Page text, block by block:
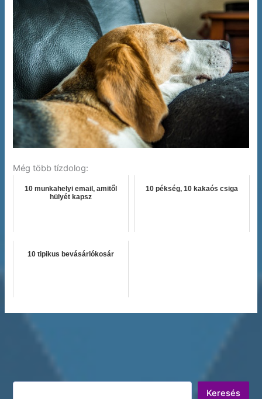
Még több tízdolog:
10 munkahelyi email, amitől
hülyét kapsz
10 pékség, 10 kakaós csiga
10 tipikus bevásárlókosár
Keresés
Keresés